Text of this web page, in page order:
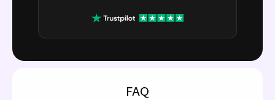
FAQ